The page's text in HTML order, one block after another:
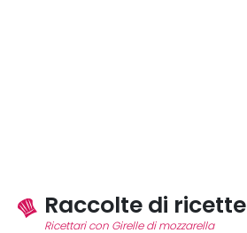
Raccolte di ricette
Ricettari con Girelle di mozzarella